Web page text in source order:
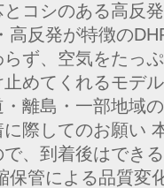
コシのある高反
高反発が特徴の
ず、空気をたっ
け止めてくれ
・離島・一部地域
際してのお願い
で、到着後はでき
保管による品質変